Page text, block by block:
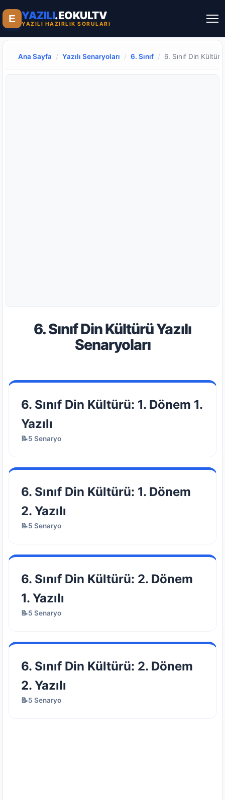
E YAZILI.EOKULTV
YAZILI HAZIRLIK SORULARI
Ana Sayfa / Yazılı Senaryoları / 6. Sınıf / 6. Sınıf Din Kültürü
6. Sınıf Din Kültürü Yazılı
Senaryoları
6. Sınıf Din Kültürü: 1. Dönem 1.
Yazılı
📝5 Senaryo
6. Sınıf Din Kültürü: 1. Dönem
2. Yazılı
📝5 Senaryo
6. Sınıf Din Kültürü: 2. Dönem
1. Yazılı
📝5 Senaryo
6. Sınıf Din Kültürü: 2. Dönem
2. Yazılı
📝5 Senaryo